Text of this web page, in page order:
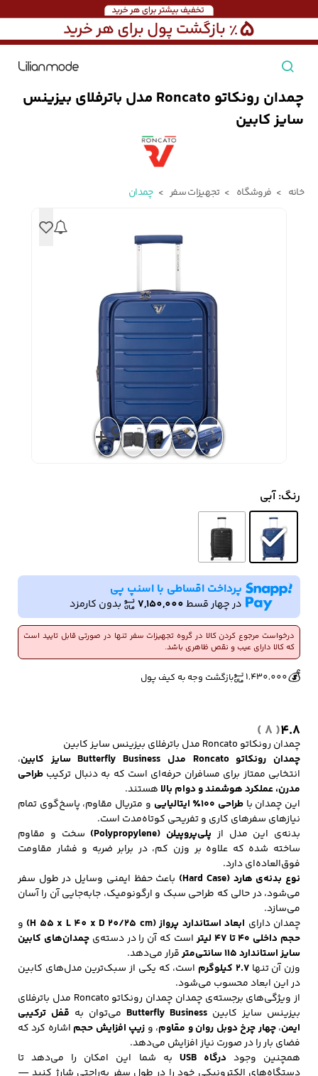
زنانه
مشاهده همه محصولات
بارانی مردانه پالتو مردانه
جوراب مردانه کت مردانه
ژاکت و پلیور مردانه
شلوار جین مردانه
شلوار پارچه ای
مردانه
سویشرت و هودی
کیف مردانه
کیف پول و جاکارتی
مردانه
لباس زیر و راحتی
مردانه
لباس زیر مردانه لباس راحتی مردانه
چمدان رونکاتو Roncato مدل باترفلای بیزینس
سایز کابین
خانه فروشگاه تجهیزات سفر چمدان
+6
4.8
( 8 )
چمدان رونکاتو Roncato مدل باترفلای بیزینس سایز کابین
چمدان رونکاتو Roncato مدل Butterfly Business سایز کابین
،
انتخابی ممتاز برای مسافران حرفه‌ای است که به دنبال ترکیب طراحی
مدرن، عملکرد هوشمند و دوام بالا هستند.
این چمدان باطراحی ۱۰۰٪ ایتالیایی
و متریال مقاوم، پاسخ‌گوی تمام
نیازهای سفرهای کاری و تفریحی کوتاه‌مدت است.
بدنه‌ی این مدل از پلی‌پروپیلن (Polypropylene)
سخت و مقاوم
ساخته شده که علاوه بر وزن کم، در برابر ضربه و فشار مقاومت
فوق‌العاده‌ای دارد.
نوع بدنه‌ی هارد (Hard Case)
باعث حفظ ایمنی وسایل در طول سفر
می‌شود، در حالی که طراحی سبک و ارگونومیک، جابه‌جایی آن را آسان
می‌سازد.
چمدان دارای ابعاد استاندارد پرواز (H 55 x L 40 x D 20/25 cm)
و
حجم داخلی ۴۰ تا ۴۷ لیتر
است که آن را در دسته‌یچمدان‌های کابین
سایز استاندارد ۱۱۵ سانتی‌متر
قرار می‌دهد.
وزن آن تنها۲.۷ کیلوگرم
است، که یکی از سبک‌ترین مدل‌های کابین
در این ابعاد محسوب می‌شود.
از ویژگی‌های برجسته‌ی چمدان چمدان رونکاتو Roncato مدل باترفلای
بیزینس سایز کابین Butterfly Business می‌توان به قفل ترکیبی
ایمن،چهار چرخ دوبل روان و مقاوم، و زیپ افزایش حجم اشاره کرد که
فضای بار را در صورت نیاز افزایش می‌دهد.
همچنین وجود درگاه USB
به شما این امکان را می‌دهد تا
رنگ: آبی
پرداخت اقساطی با اسنپ پی
در چهار قسط7,150,000 بدون کارمزد
درخواست مرجوع کردن کالا در گروه تجهیزات سفر تنها در صورتی قابل تایید است
که کالا دارای عیب و نقص ظاهری باشد.🔥
👀
💰
1,430,000 بازگشت وجه به کیف پول